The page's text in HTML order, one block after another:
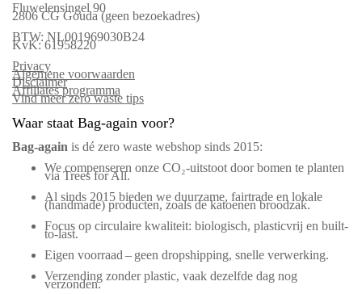
Fluwelensingel 90
2806 CG Gouda (geen bezoekadres)
BTW: NL001969030B24
KvK: 61958220
Privacy
Algemene voorwaarden
Disclaimer
Affiliates programma
Vind meer zero waste tips
Waar staat Bag-again voor?
Bag‑again is dé zero waste webshop sinds 2015:
We compenseren onze CO₂-uitstoot door bomen te planten
via Trees for All.
Al sinds 2015 bieden we duurzame, fairtrade en lokale
(handmade) producten, zoals de katoenen broodzak.
Focus op circulaire kwaliteit: biologisch, plasticvrij en built-
to-last.
Eigen voorraad – geen dropshipping, snelle verwerking.
Verzending zonder plastic, vaak dezelfde dag nog
verzonden.